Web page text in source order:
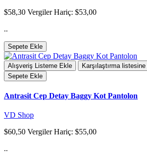
$58,30 Vergiler Hariç: $53,00
..
Sepete Ekle
Alışveriş Listeme Ekle
Karşılaştırma
Sepete Ekle
Antrasit Cep Detay Baggy Kot Pantolon
VD Shop
$60,50 Vergiler Hariç: $55,00
..